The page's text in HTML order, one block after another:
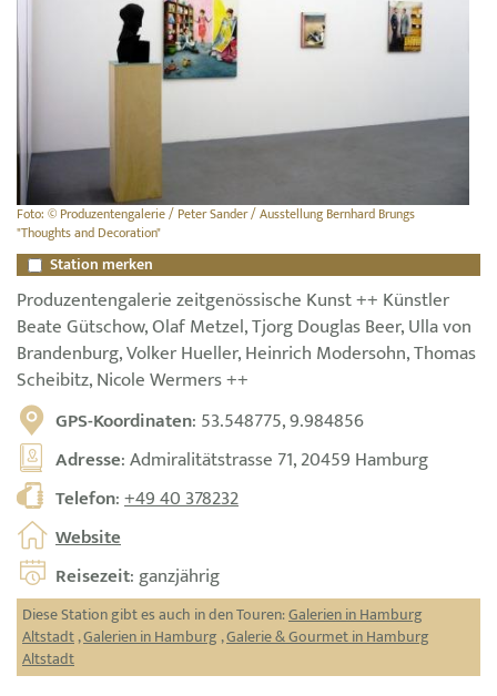
Foto: © Produzentengalerie / Peter Sander / Ausstellung Bernhard Brungs
"Thoughts and Decoration"
Station merken
Produzentengalerie zeitgenössische Kunst ++ Künstler
Beate Gütschow, Olaf Metzel, Tjorg Douglas Beer, Ulla von
Brandenburg, Volker Hueller, Heinrich Modersohn, Thomas
Scheibitz, Nicole Wermers ++
GPS-Koordinaten: 53.548775, 9.984856
Adresse: Admiralitätstrasse 71, 20459 Hamburg
Telefon:+49 40 378232
Website
Reisezeit: ganzjährig
Diese Station gibt es auch in den Touren:Galerien in Hamburg
Altstadt,Galerien in Hamburg ,Galerie & Gourmet in Hamburg
Altstadt